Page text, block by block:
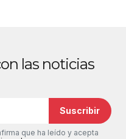
las noticias
Suscribir
que ha leído y acepta